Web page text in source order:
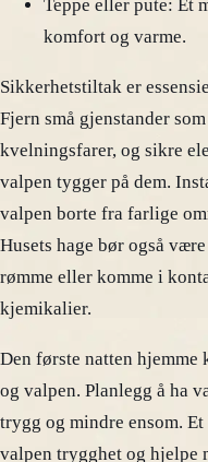
Teppe eller pute: Et
komfort og varme.
Sikkerhetstiltak er
Fjern små gjenstander
kvelningsfarer, og sikre
valpen tygger på dem.
valpen borte fra farlige
Husets hage bør også
rømme eller komme i
kjemikalier.
Den første natten
og valpen. Planlegg å ha
trygg og mindre ensom.
valpen trygghet og hjelpe